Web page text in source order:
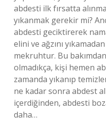
abdesti ilk fırsatta
yıkanmak gerekir mi?
abdesti geciktirerek
elini ve ağzını
mekruhtur. Bu
olmadıkça, kişi hemen
zamanda yıkanıp
ne kadar sonra abdest
içerdiğinden, abdesti
daha…